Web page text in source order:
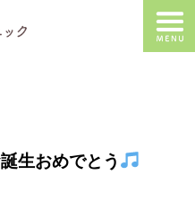
生おめでとう